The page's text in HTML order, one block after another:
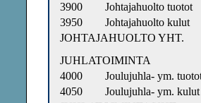
3900
Johtajahuolto tuotot
3950
Johtajahuolto kulut
JOHTAJAHUOLTO YHT.
JUHLATOIMINTA
4000
Joulujuhla- ym.
4050
Joulujuhla- ym. kulut